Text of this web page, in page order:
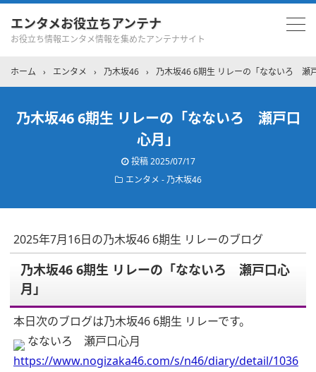
エンタメお役立ちアンテナ
お役立ち情報エンタメ情報を集めたアンテナサイト
ホーム › エンタメ › 乃木坂46 › 乃木坂46 6期生 リレーの「なないろ 瀬
乃木坂46 6期生 リレーの「なないろ 瀬戸口
心月」
投稿2025/07/17
エンタメ - 乃木坂46
2025年7月16日の乃木坂46 6期生 リレーのブログ
乃木坂46 6期生 リレーの「なないろ 瀬戸口心
月」
本日次のブログは乃木坂46 6期生 リレーです。
なないろ 瀬戸口心月
https://www.nogizaka46.com/s/n46/diary/detail/1036